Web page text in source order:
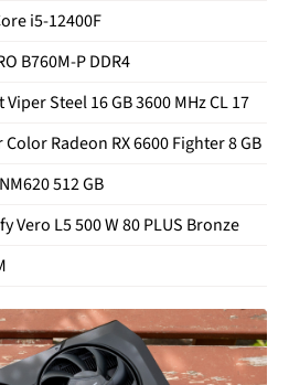
i5‑12400F
B760M-P DDR4
Steel 16 GB 3600 MHz CL 17
Radeon RX 6600 Fighter 8 GB
512 GB
Vero L5 500 W 80 PLUS Bronze